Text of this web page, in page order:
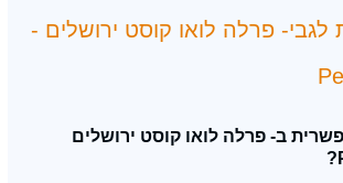
לגבי- פרלה לואו קוסט ירושלים -
ב- פרלה לואו קוסט ירושלים